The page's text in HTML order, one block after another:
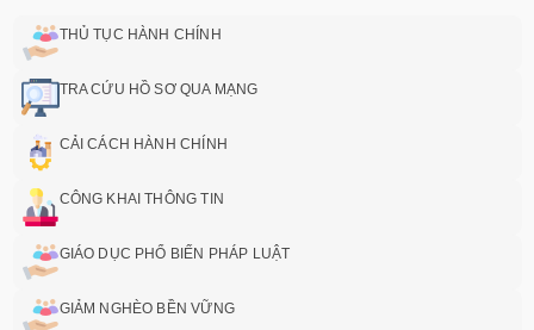
THỦ TỤC HÀNH CHÍNH
TRA CỨU HỒ SƠ QUA MẠNG
CẢI CÁCH HÀNH CHÍNH
CÔNG KHAI THÔNG TIN
GIÁO DỤC PHỔ BIẾN PHÁP LUẬT
GIẢM NGHÈO BỀN VỮNG